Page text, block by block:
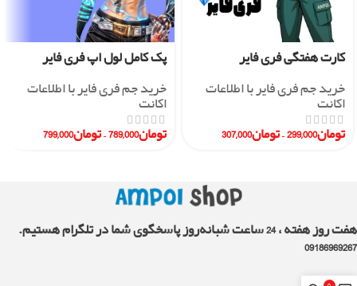
کارت هفتگی فری فایر
خرید جم فری فایر با اطلاعات
اکانت
تومان299,000
–تومان307,000
پک کامل لول اپ فری فایر
خرید جم فری فایر با اطلاعات
اکانت
تومان789,000
–تومان799,000
هفت روز هفته ، 24 ساعت شبانه‌روز پاسخگوی شما در تلگرام هستیم.
09186969267